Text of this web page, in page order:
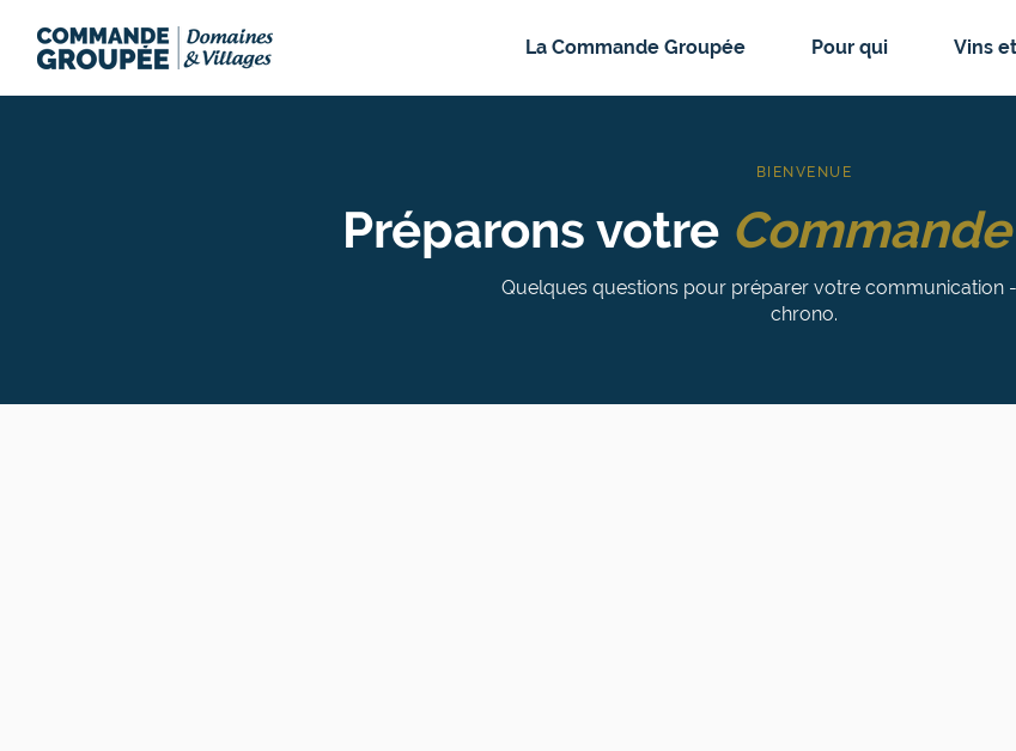
La Commande Groupée Pour qui Vins
BIENVENUE
Préparons votre
Quelques questions pour préparer votre communication
chrono.